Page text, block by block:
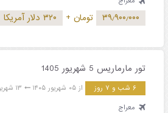
۳۹٫۹۰۰٫۰۰۰ تومان + ۳۲۰ دلار آمریکا
تور مارماریس 5 شهریور 1405
۶ شب و ۷ روز از ۰۵ شهریور ۱۴۰۵
۱۳ شهریور ۱۴۰۵
معراج